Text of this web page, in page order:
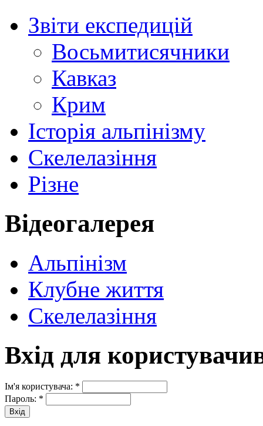
Звіти експедицій
Восьмитисячники
Кавказ
Крим
Історія альпінізму
Скелелазіння
Різне
Відеогалерея
Альпінізм
Клубне життя
Скелелазіння
Вхід для
Ім'я користувача: *
Пароль: *